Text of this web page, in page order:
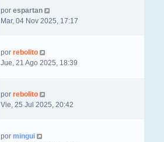
por espartan
Mar, 04 Nov 2025, 17:17
por rebolito
Jue, 21 Ago 2025, 18:39
por rebolito
Vie, 25 Jul 2025, 20:42
por mingui